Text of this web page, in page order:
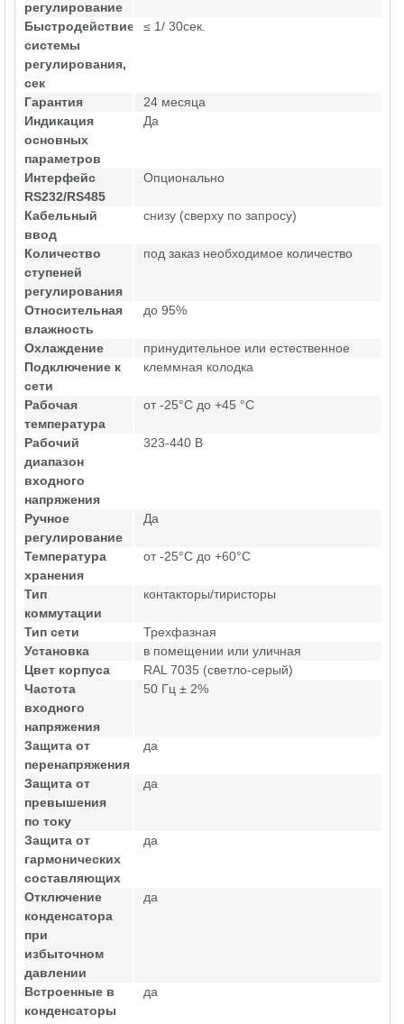
регулирование
Быстродействие
системы
регулирования,
сек
≤ 1/ 30сек.
Гарантия
24 месяца
Индикация
основных
параметров
Да
Интерфейс
RS232/RS485
Опционально
Кабельный
ввод
снизу (сверху по запросу)
Количество
ступеней
регулирования
под заказ необходимое количество
Относительная
влажность
до 95%
Охлаждение
принудительное или естественное
Подключение к
сети
клеммная колодка
Рабочая
температура
от -25°C до +45 °C
Рабочий
диапазон
входного
напряжения
323-440 В
Ручное
регулирование
Да
Температура
хранения
от -25°C до +60°C
Тип
коммутации
контакторы/тиристоры
Тип сети
Трехфазная
Установка
в помещении или уличная
Цвет корпуса
RAL 7035 (светло-серый)
Частота
входного
напряжения
50 Гц ± 2%
Защита от
перенапряжения
да
Защита от
превышения
по току
да
Защита от
гармонических
составляющих
да
Отключение
конденсатора
при
избыточном
давлении
да
Встроенные в
конденсаторы
да